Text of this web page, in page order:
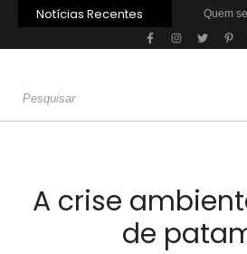
Notícias Recentes
A crise
de